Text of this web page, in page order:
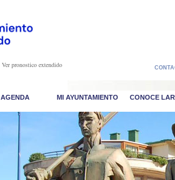
Ver pronostico extendido
AGENDA MI AYUNTAMIENTO CONOCE